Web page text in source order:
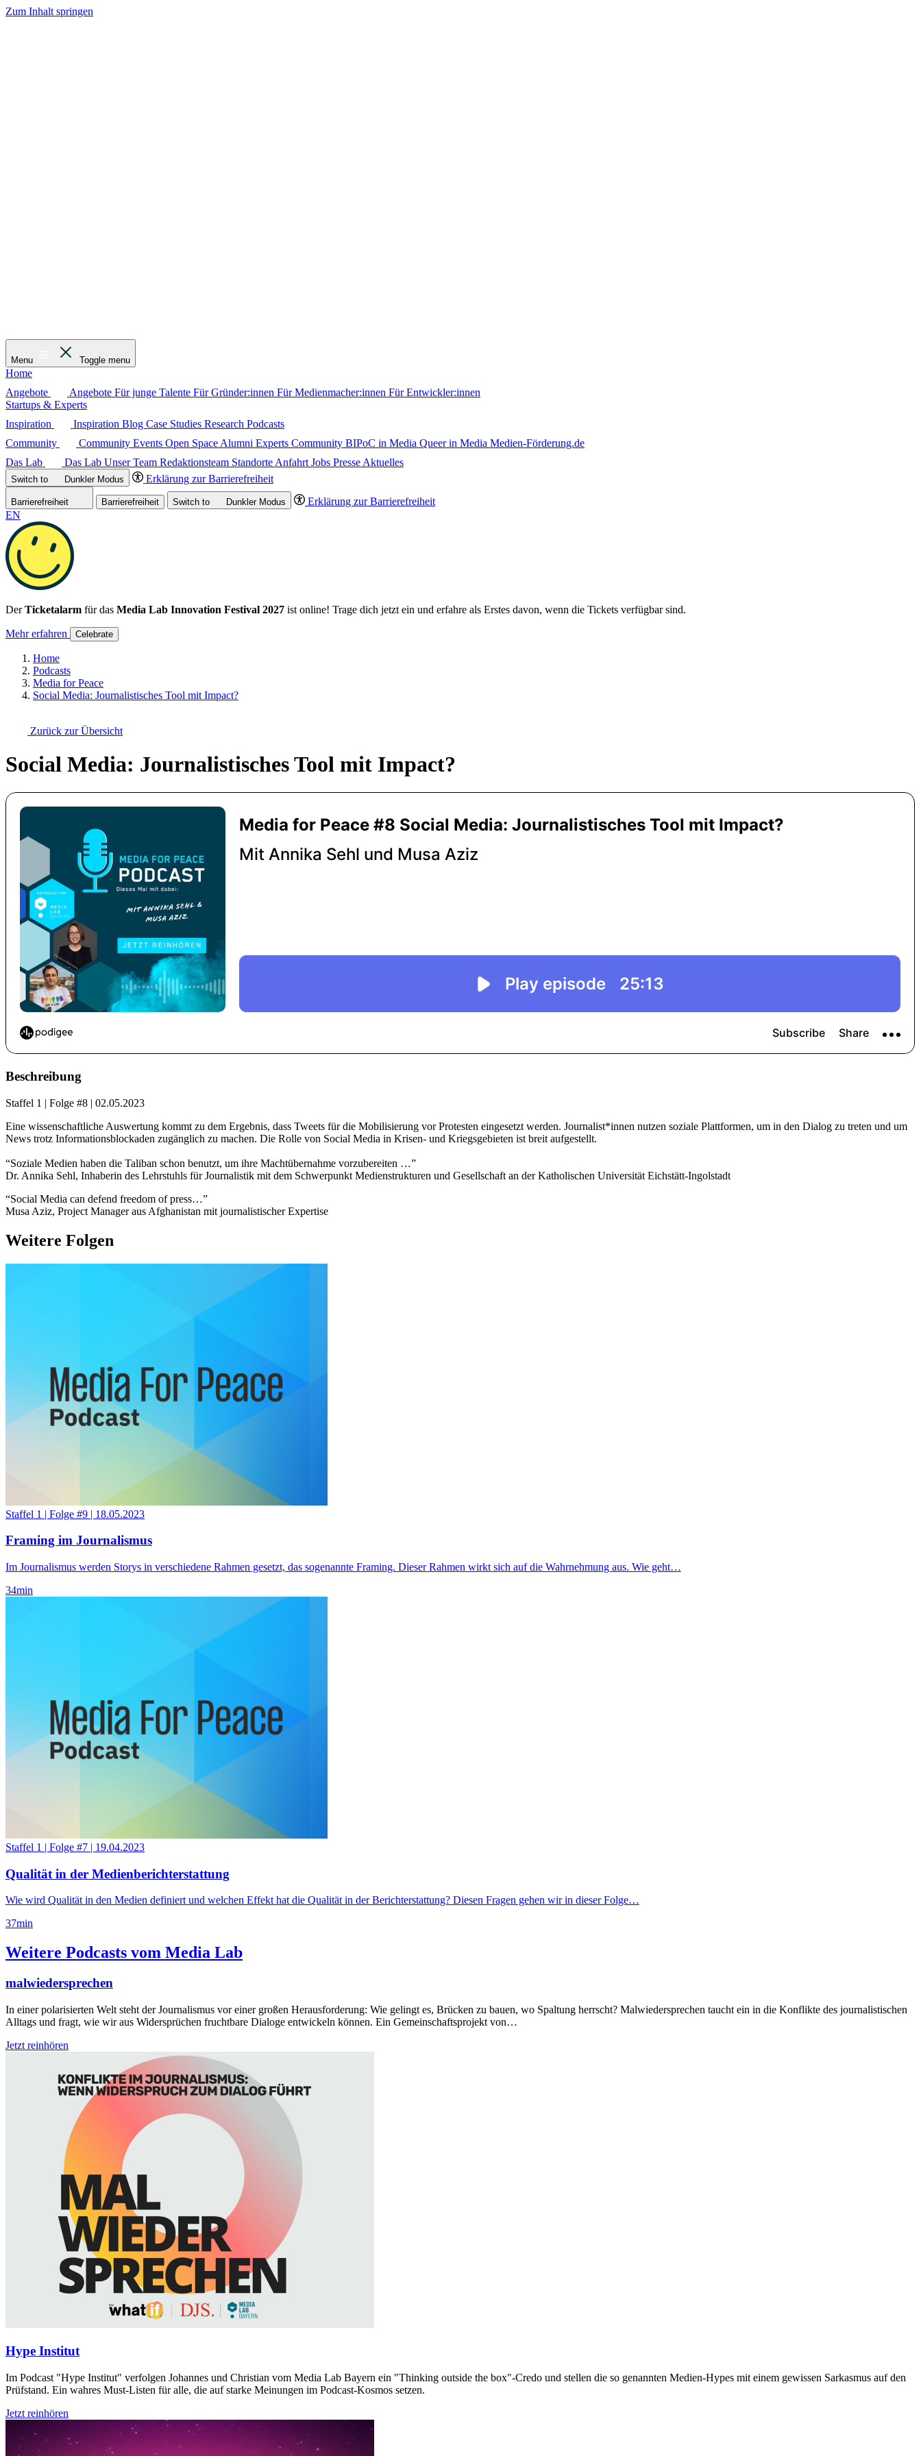
Zum Inhalt springen
Menu Toggle menu
Home
Angebote
Angebote Für junge Talente Für Gründer:innen Für Medienmacher:innen Für Entwickler:innen
Startups & Experts
Inspiration
Inspiration Blog Case Studies Research Podcasts
Community
Community Events Open Space Alumni Experts Community BIPoC in Media Queer in Media Medien-Förderung.de
Das Lab
Das Lab Unser Team Redaktionsteam Standorte Anfahrt Jobs Presse Aktuelles
Switch to DunklerModus Erklärung zur Barrierefreiheit
Barrierefreiheit Barrierefreiheit Switch to DunklerModus
Erklärung zur Barrierefreiheit
EN
DerTicketalarm für das Media Lab Innovation Festival 2027 ist online! Trage dich jetzt ein und erfahre als Erstes davon, wenn die Tickets verfügbar sind.
Mehr erfahren Celebrate
Home
Podcasts
Media for Peace
Social Media: Journalistisches Tool mit Impact?
Zurück zur Übersicht
Social Media: Journalistisches Tool mit Impact?
Beschreibung
Staffel 1 | Folge #8 | 02.05.2023
Eine wissenschaftliche Auswertung kommt zu dem Ergebnis, dass Tweets für die Mobilisierung vor Protesten eingesetzt werden. Journalist*innen nutzen soziale Plattformen, um in den Dialog zu treten und um
News trotz Informationsblockaden zugänglich zu machen. Die Rolle von Social Media in Krisen- und Kriegsgebieten ist breit aufgestellt.
“Soziale Medien haben die Taliban schon benutzt, um ihre Machtübernahme vorzubereiten …”
Dr. Annika Sehl, Inhaberin des Lehrstuhls für Journalistik mit dem Schwerpunkt Medienstrukturen und Gesellschaft an der Katholischen Universität Eichstätt-Ingolstadt
“Social Media can defend freedom of press…”
Musa Aziz, Project Manager aus Afghanistan mit journalistischer Expertise
Weitere Folgen
Staffel 1 | Folge #9 | 18.05.2023
Framing im Journalismus
Im Journalismus werden Storys in verschiedene Rahmen gesetzt, das sogenannte Framing. Dieser Rahmen wirkt sich auf die Wahrnehmung aus. Wie geht…
34min
Staffel 1 | Folge #7 | 19.04.2023
Qualität in der Medienberichterstattung
Wie wird Qualität in den Medien definiert und welchen Effekt hat die Qualität in der Berichterstattung? Diesen Fragen gehen wir in dieser Folge…
37min
Weitere Podcasts vom Media Lab
malwiedersprechen
In einer polarisierten Welt steht der Journalismus vor einer großen Herausforderung: Wie gelingt es, Brücken zu bauen, wo Spaltung herrscht? Malwiedersprechen taucht ein in die Konflikte des journalistischen
Alltags und fragt, wie wir aus Widersprüchen fruchtbare Dialoge entwickeln können. Ein Gemeinschaftsprojekt von…
Jetzt reinhören
Hype Institut
Im Podcast "Hype Institut" verfolgen Johannes und Christian vom Media Lab Bayern ein "Thinking outside the box"-Credo und stellen die so genannten Medien-Hypes mit einem gewissen Sarkasmus auf den
Prüfstand. Ein wahres Must-Listen für alle, die auf starke Meinungen im Podcast-Kosmos setzen.
Jetzt reinhören